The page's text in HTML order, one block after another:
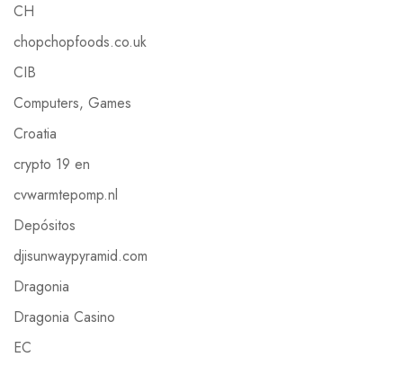
CH
chopchopfoods.co.uk
CIB
Computers, Games
Croatia
crypto 19 en
cvwarmtepomp.nl
Depósitos
djisunwaypyramid.com
Dragonia
Dragonia Casino
EC